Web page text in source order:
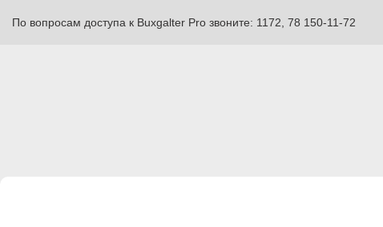
По вопросам доступа к Buxgalter Pro звоните: 1172, 78 150-11-72